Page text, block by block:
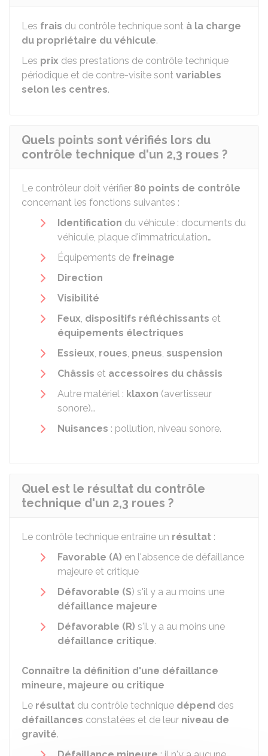
Les frais du contrôle technique sont à la charge
du propriétaire du véhicule.
Les prix des prestations de contrôle technique
périodique et de contre-visite sont variables
selon les centres.
Quels points sont vérifiés lors du
contrôle technique d'un 2,3 roues ?
Le contrôleur doit vérifier 80 points de contrôle
concernant les fonctions suivantes :
Identification du véhicule : documents du
véhicule, plaque d'immatriculation…
Équipements de freinage
Direction
Visibilité
Feux, dispositifs réfléchissants et
équipements électriques
Essieux, roues, pneus, suspension
Châssis et accessoires du châssis
Autre matériel : klaxon (avertisseur
sonore)…
Nuisances : pollution, niveau sonore.
Quel est le résultat du contrôle
technique d'un 2,3 roues ?
Le contrôle technique entraîne un résultat :
Favorable (A) en l'absence de défaillance
majeure et critique
Défavorable (S) s'il y a au moins une
défaillance majeure
Défavorable (R) s'il y a au moins une
défaillance critique.
Connaître la définition d'une défaillance
mineure, majeure ou critique
Le résultat du contrôle technique dépend des
défaillances constatées et de leur niveau de
gravité.